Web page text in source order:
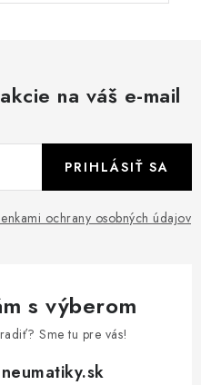
na váš e-mail
ochrany osobných údajov
PRIHLÁSIŤ SA
s výberom
Sme tu pre vás!